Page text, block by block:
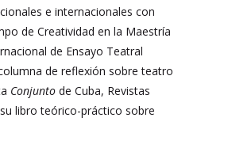
e internacionales con
de Creatividad en la Maestría
de Ensayo Teatral
de reflexión sobre teatro
Conjunto de Cuba, Revistas
libro teórico-práctico sobre